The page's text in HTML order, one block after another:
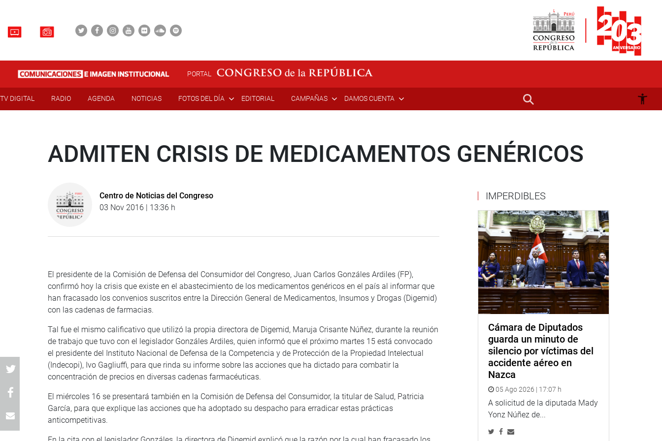
PORTAL
TV DIGITAL RADIO AGENDA NOTICIAS FOTOS DEL DÍA EDITORIAL CAMPAÑAS DAMOS CUENTA
ADMITEN CRISIS DE MEDICAMENTOS GENÉRICOS
Centro de Noticias del Congreso
03 Nov 2016 | 13:36 h
El presidente de la Comisión de Defensa del Consumidor del Congreso, Juan Carlos Gonzáles Ardiles (FP),
confirmó hoy la crisis que existe en el abastecimiento de los medicamentos genéricos en el país al informar que
han fracasado los convenios suscritos entre la Dirección General de Medicamentos, Insumos y Drogas (Digemid)
con las cadenas de farmacias.
Tal fue el mismo calificativo que utilizó la propia directora de Digemid, Maruja Crisante Núñez, durante la reunión
de trabajo que tuvo con el legislador Gonzáles Ardiles, quien informó que el próximo martes 15 está convocado
el presidente del Instituto Nacional de Defensa de la Competencia y de Protección de la Propiedad Intelectual
(Indecopi), Ivo Gagliuffi, para que rinda su informe sobre las acciones que ha dictado para combatir la
concentración de precios en diversas cadenas farmacéuticas.
El miércoles 16 se presentará también en la Comisión de Defensa del Consumidor, la titular de Salud, Patricia
García, para que explique las acciones que ha adoptado su despacho para erradicar estas prácticas
anticompetitivas.
IMPERDIBLES
Cámara de Diputados
guarda un minuto de
silencio por víctimas del
accidente aéreo en
Nazca
05 Ago 2026 | 17:07 h
A solicitud de la diputada Mady
Yonz Núñez de...